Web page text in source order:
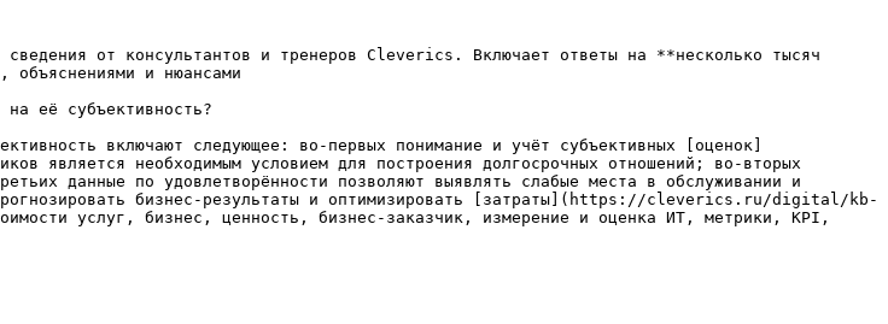
от консультантов и тренеров Cleverics. Включает ответы на **несколько тысяч
и нюансами
её субъективность?
включают следующее: во-первых понимание и учёт субъективных [оценок]
необходимым условием для построения долгосрочных отношений; во-вторых
данные по удовлетворённости позволяют выявлять слабые места в обслуживании и
прогнозировать бизнес-результаты и оптимизировать [затраты](https://cleverics.ru/digital/kb-
услуг, бизнес, ценность, бизнес-заказчик, измерение и оценка ИТ, метрики, KPI,